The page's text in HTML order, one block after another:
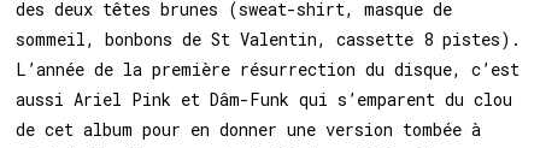
des deux têtes brunes (sweat-shirt, masque de
sommeil, bonbons de St Valentin, cassette 8 pistes).
L’année de la première résurrection du disque, c’est
aussi Ariel Pink et Dâm-Funk qui s’emparent du clou
de cet album pour en donner une version tombée à